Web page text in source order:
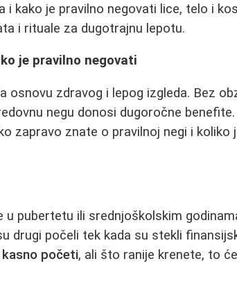
i kako je pravilno negovati lice, telo i
i rituale za dugotrajnu lepotu.
je pravilno negovati
osnovu zdravog i lepog izgleda. Bez
negu donosi dugoročne
zapravo znate o pravilnoj negi i koliko
u pubertetu ili srednjoškolskim
drugi počeli tek kada su stekli
kasno početi, ali što ranije krenete, to